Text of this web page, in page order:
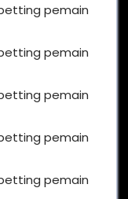
pemain
pemain
pemain
pemain
pemain